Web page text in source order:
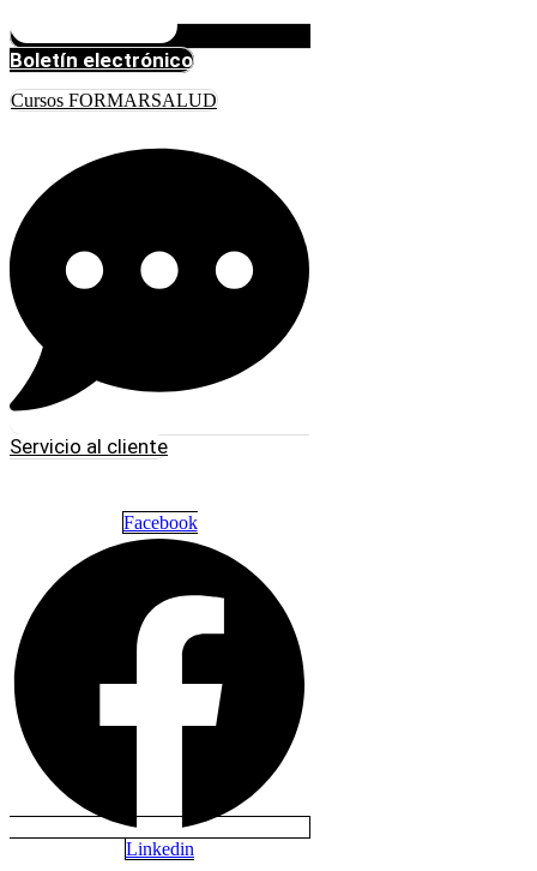
Boletín electrónico
Cursos FORMARSALUD
Servicio al cliente
Facebook
Linkedin